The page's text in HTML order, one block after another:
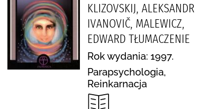
KLIZOVSKIJ, ALEKSANDR
IVANOVIČ, MALEWICZ,
EDWARD TŁUMACZENIE
Rok wydania: 1997.
Parapsychologia,
Reinkarnacja